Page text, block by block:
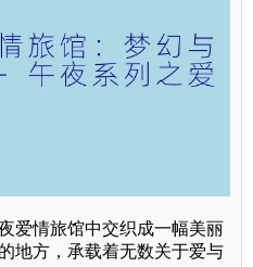
爱情旅馆中交织成一幅美丽
地方，承载着无数关于爱与